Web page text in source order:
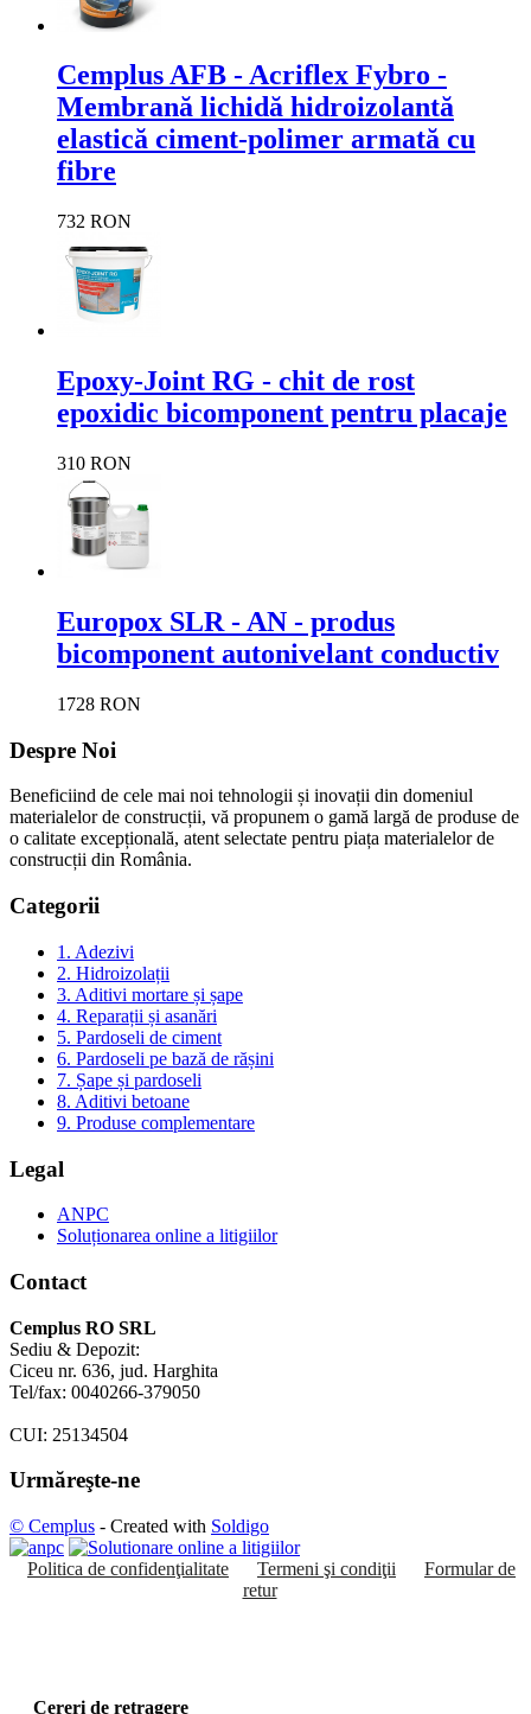
Cemplus AFB - Acriflex Fybro -
Membrană lichidă hidroizolantă
elastică ciment-polimer armată cu
fibre
732 RON
Epoxy-Joint RG - chit de rost
epoxidic bicomponent pentru placaje
310 RON
Europox SLR - AN - produs
bicomponent autonivelant conductiv
1728 RON
Despre Noi
Beneficiind de cele mai noi tehnologii și inovații din domeniul
materialelor de construcții, vă propunem o gamă largă de produse de
o calitate excepțională, atent selectate pentru piața materialelor de
construcții din România.
Categorii
1. Adezivi
2. Hidroizolații
3. Aditivi mortare și șape
4. Reparații și asanări
5. Pardoseli de ciment
6. Pardoseli pe bază de rășini
7. Șape și pardoseli
8. Aditivi betoane
9. Produse complementare
Legal
ANPC
Soluționarea online a litigiilor
Contact
Cemplus RO SRL
Sediu & Depozit:
Ciceu nr. 636, jud. Harghita
Tel/fax: 0040266-379050
CUI: 25134504
Urmăreşte-ne
© Cemplus - Created with Soldigo
Politica de confidenţialitate Termeni şi condiţii
Formular de
retur
Cereri de retragere